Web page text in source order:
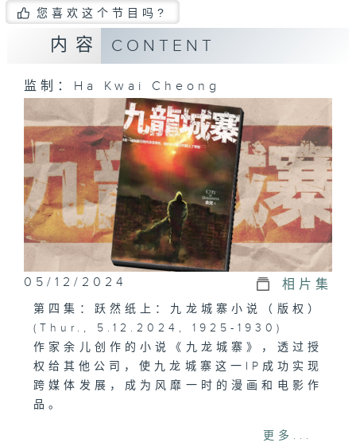
您喜欢这个节目吗?
内容 CONTENT
监制：Ha Kwai Cheong
05/12/2024 相片集
第四集：跃然纸上：九龙城寨小说（版权）
(Thur., 5.12.2024, 1925-1930)
作家余儿创作的小说《九龙城寨》，透过授
权给其他公司，使九龙城寨这一IP成功实现
跨媒体发展，成为风靡一时的漫画和电影作
品。
更多...